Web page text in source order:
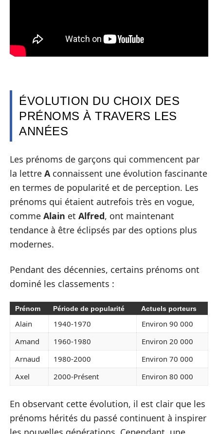
ÉVOLUTION DU CHOIX DES
PRÉNOMS À TRAVERS LES
ANNÉES
Les prénoms de garçons qui commencent par
la lettre Aconnaissent une évolution fascinante
en termes de popularité et de perception. Les
prénoms qui étaient autrefois très en vogue,
comme Alain et Alfred, ont maintenant
tendance à être éclipsés par des options plus
modernes.
Pendant des décennies, certains prénoms ont
dominé les classements :
Prénom Période de popularité Actuels porteurs
Alain 1940-1970
Environ 90 000
Amand
1960-1980
Environ 20 000
Arnaud
1980-2000
Environ 70 000
Axel
2000-Présent Environ 80 000
En observant cette évolution, il est clair que les
prénoms hérités du passé continuent à inspirer